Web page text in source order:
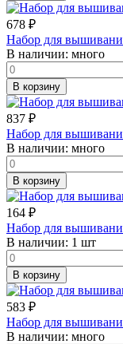
678 ₽
Набор для
В наличии: много
В корзину
837 ₽
Набор для
В наличии: много
В корзину
164 ₽
Набор для
В наличии: 1 шт
В корзину
583 ₽
Набор для
В наличии: много